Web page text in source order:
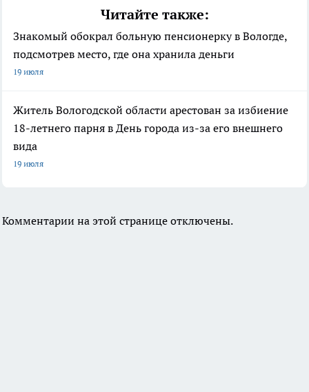
Читайте также:
Знакомый обокрал больную пенсионерку в Вологде,
подсмотрев место, где она хранила деньги
19 июля
Житель Вологодской области арестован за избиение
18-летнего парня в День города из-за его внешнего
вида
19 июля
Комментарии на этой странице отключены.